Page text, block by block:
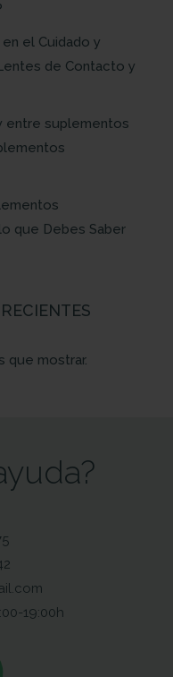
el Cuidado y
de Contacto y
entre suplementos
que Debes Saber
que mostrar.
19:00h